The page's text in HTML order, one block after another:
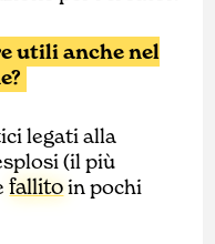
utili anche nel
legati alla
(il più
fallitoin pochi